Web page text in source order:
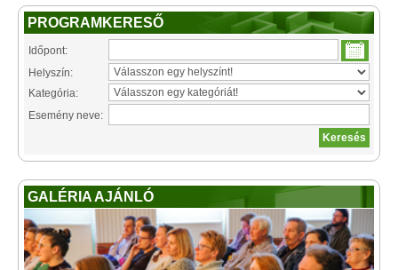
PROGRAMKERESŐ
Időpont:
Helyszín:
Kategória:
Esemény neve:
GALÉRIA AJÁNLÓ